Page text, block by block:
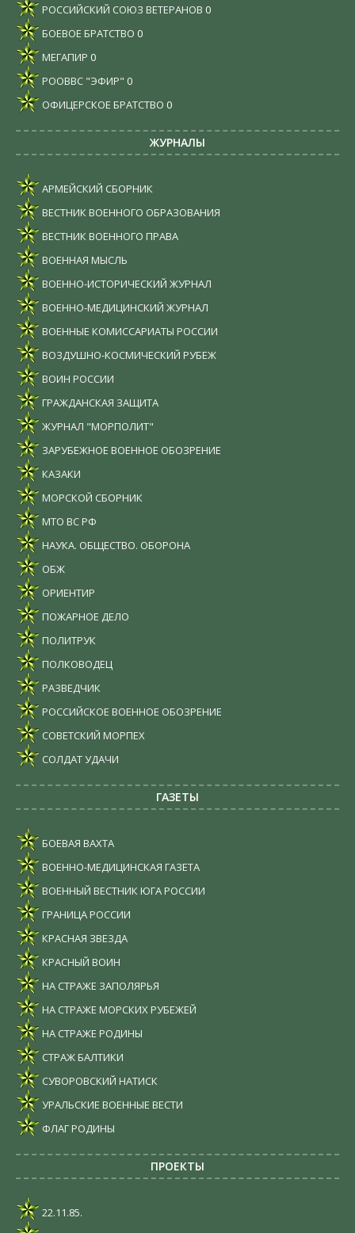
РОССИЙСКИЙ СОЮЗ ВЕТЕРАНОВ 0
БОЕВОЕ БРАТСТВО 0
МЕГАПИР 0
РООВВС "ЭФИР" 0
ОФИЦЕРСКОЕ БРАТСТВО 0
ЖУРНАЛЫ
АРМЕЙСКИЙ СБОРНИК
ВЕСТНИК ВОЕННОГО ОБРАЗОВАНИЯ
ВЕСТНИК ВОЕННОГО ПРАВА
ВОЕННАЯ МЫСЛЬ
ВОЕННО-ИСТОРИЧЕСКИЙ ЖУРНАЛ
ВОЕННО-МЕДИЦИНСКИЙ ЖУРНАЛ
ВОЕННЫЕ КОМИССАРИАТЫ РОССИИ
ВОЗДУШНО-КОСМИЧЕСКИЙ РУБЕЖ
ВОИН РОССИИ
ГРАЖДАНСКАЯ ЗАЩИТА
ЖУРНАЛ "МОРПОЛИТ"
ЗАРУБЕЖНОЕ ВОЕННОЕ ОБОЗРЕНИЕ
КАЗАКИ
МОРСКОЙ СБОРНИК
МТО ВС РФ
НАУКА. ОБЩЕСТВО. ОБОРОНА
ОБЖ
ОРИЕНТИР
ПОЖАРНОЕ ДЕЛО
ПОЛИТРУК
ПОЛКОВОДЕЦ
РАЗВЕДЧИК
РОССИЙСКОЕ ВОЕННОЕ ОБОЗРЕНИЕ
СОВЕТСКИЙ МОРПЕХ
СОЛДАТ УДАЧИ
ГАЗЕТЫ
БОЕВАЯ ВАХТА
ВОЕННО-МЕДИЦИНСКАЯ ГАЗЕТА
ВОЕННЫЙ ВЕСТНИК ЮГА РОССИИ
ГРАНИЦА РОССИИ
КРАСНАЯ ЗВЕЗДА
КРАСНЫЙ ВОИН
НА СТРАЖЕ ЗАПОЛЯРЬЯ
НА СТРАЖЕ МОРСКИХ РУБЕЖЕЙ
НА СТРАЖЕ РОДИНЫ
СТРАЖ БАЛТИКИ
СУВОРОВСКИЙ НАТИСК
УРАЛЬСКИЕ ВОЕННЫЕ ВЕСТИ
ФЛАГ РОДИНЫ
ПРОЕКТЫ
22.11.85.